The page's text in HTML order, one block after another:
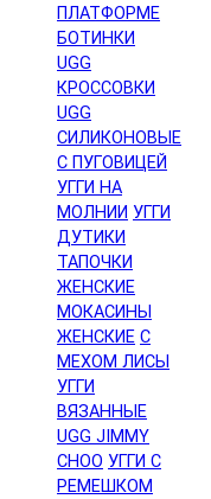
ПЛАТФОРМЕ
БОТИНКИ
UGG
КРОССОВКИ
UGG
СИЛИКОНОВЫЕ
С ПУГОВИЦЕЙ
УГГИ НА
МОЛНИИ УГГИ
ДУТИКИ
ТАПОЧКИ
ЖЕНСКИЕ
МОКАСИНЫ
ЖЕНСКИЕ С
МЕХОМ ЛИСЫ
УГГИ
ВЯЗАННЫЕ
UGG JIMMY
CHOO УГГИ С
РЕМЕШКОМ